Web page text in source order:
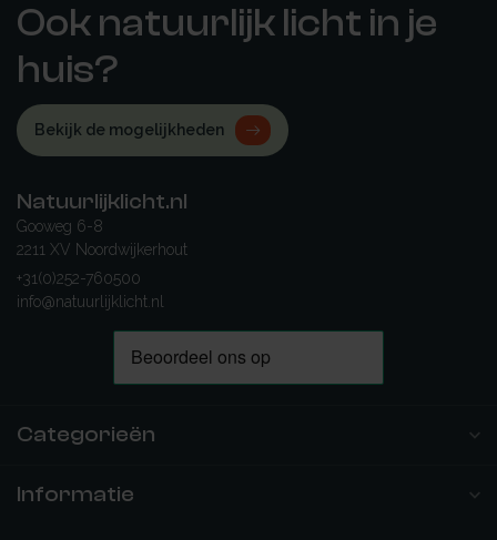
Ook natuurlijk licht in je
huis?
Bekijk de mogelijkheden
Natuurlijklicht.nl
Gooweg 6-8
2211 XV Noordwijkerhout
+31(0)252-760500
info@natuurlijklicht.nl
Categorieën
Informatie